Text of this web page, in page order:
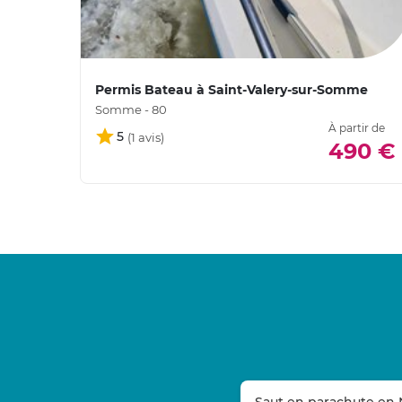
Permis Bateau à Saint-Valery-sur-Somme
Somme - 80
5
À partir de
490 €